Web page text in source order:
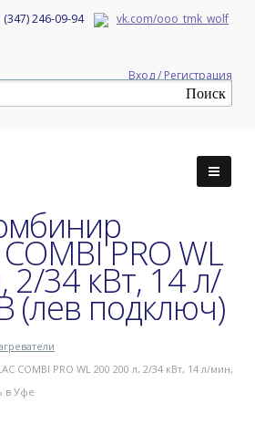
(347) 246-09-94
vk.com/ooo_tmk_wolf
Вход / Регистрация
PRO WL
2/34 кВт, 14 л/
(лев подключ)
COMBI PRO WL 200 200 л, 2/34 кВт, 14 л/мин,
в Уфе